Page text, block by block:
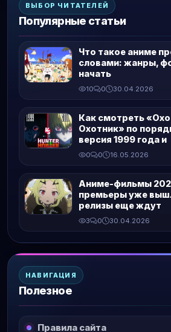
ВЫБОР ЧИТАТЕЛЕЙ
Популярные статьи
Что такое аниме
словами: жанры,
начать
10 0 30.04.2026
Как смотреть
Охотник» по
версия 1999 года и
0 0 16.05.2026
Аниме-фильмы
премьеры уже
релизы еще ждут
3 0 30.04.2026
НАВИГАЦИЯ
Полезное
Правила сайта